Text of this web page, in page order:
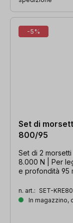
-5%
Set di
800/95
Set di 2
8.000 N | Per
e profondità 95
n. art.: SET-
In magazzino,